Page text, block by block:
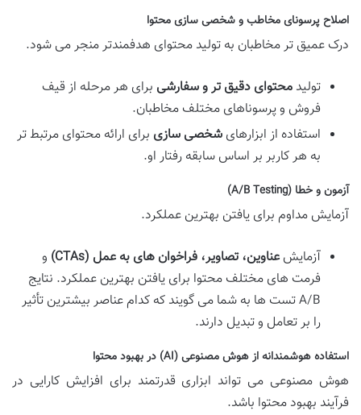
اصلاح پرسونای مخاطب و شخصی سازی محتوا
درک عمیق تر مخاطبان به تولید محتوای هدفمندتر منجر می شود.
تولید محتوای دقیق تر و سفارشی برای هر مرحله از قیف
فروش و پرسوناهای مختلف مخاطبان.
استفاده از ابزارهای شخصی سازی برای ارائه محتوای مرتبط تر
به هر کاربر بر اساس سابقه رفتار او.
آزمون و خطا (A/B Testing)
آزمایش مداوم برای یافتن بهترین عملکرد.
آزمایش عناوین، تصاویر، فراخوان های به عمل (CTAs)
و
فرمت های مختلف محتوا برای یافتن بهترین عملکرد. نتایج
A/B تست ها به شما می گویند که کدام عناصر بیشترین تأثیر
را بر تعامل و تبدیل دارند.
استفاده هوشمندانه از هوش مصنوعی (AI) در بهبود محتوا
هوش مصنوعی می تواند ابزاری قدرتمند برای افزایش کارایی در
فرآیند بهبود محتوا باشد.